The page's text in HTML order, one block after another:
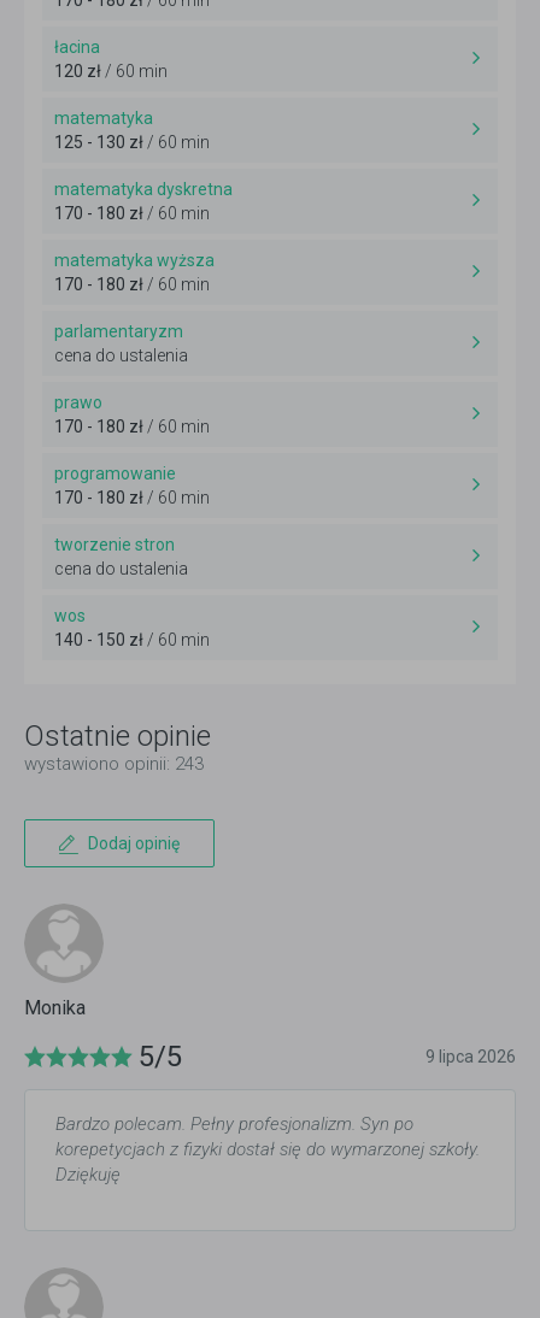
łacina
120 zł/ 60 min
matematyka
125 - 130 zł/ 60 min
matematyka dyskretna
170 - 180 zł/ 60 min
matematyka wyższa
170 - 180 zł/ 60 min
parlamentaryzm
cena do ustalenia
prawo
170 - 180 zł/ 60 min
programowanie
170 - 180 zł/ 60 min
tworzenie stron
cena do ustalenia
wos
140 - 150 zł/ 60 min
Ostatnie opinie
wystawiono opinii: 243
Dodaj opinię
Monika
5/5 9 lipca 2026
Bardzo polecam. Pełny profesjonalizm. Syn po
korepetycjach z fizyki dostał się do wymarzonej szkoły.
Dziękuję